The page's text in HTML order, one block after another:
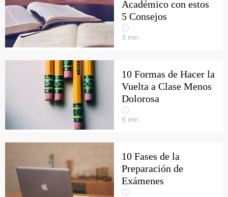
Académico con estos
5 Consejos
3 min
10 Formas de Hacer la
Vuelta a Clase Menos
Dolorosa
5 min
10 Fases de la
Preparación de
Exámenes